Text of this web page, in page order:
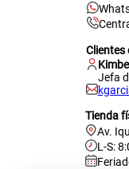
Clientes
Jefa
Tienda
Av.
L-S: